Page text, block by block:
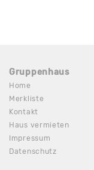
Gruppenhaus
Home
Merkliste
Kontakt
Haus vermieten
Impressum
Datenschutz